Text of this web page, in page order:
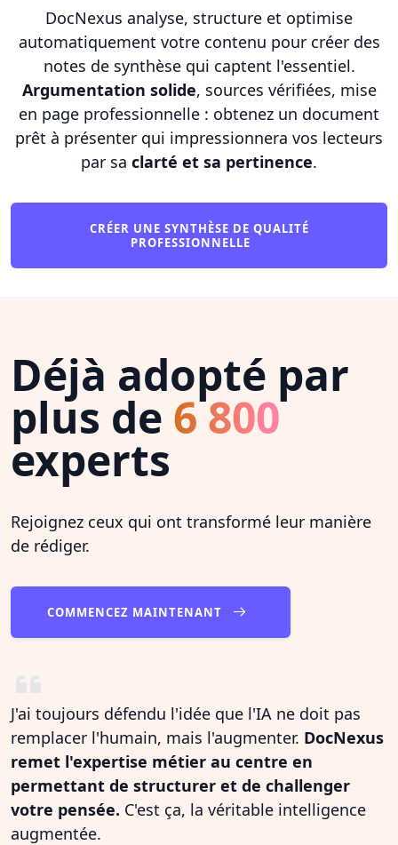
DocNexus analyse, structure et optimise
automatiquement votre contenu pour créer des
notes de synthèse qui captent l'essentiel.
Argumentation solide, sources vérifiées, mise
en page professionnelle : obtenez un document
prêt à présenter qui impressionnera vos lecteurs
par sa clarté et sa pertinence.
CRÉER UNE SYNTHÈSE DE QUALITÉ
PROFESSIONNELLE
Déjà adopté par
plus de 6 800
experts
Rejoignez ceux qui ont transformé leur manière
de rédiger.
COMMENCEZ MAINTENANT
J'ai toujours défendu l'idée que l'IA ne doit pas
remplacer l'humain, mais l'augmenter. DocNexus
remet l'expertise métier au centre en
permettant de structurer et de challenger
votre pensée. C'est ça, la véritable intelligence
augmentée.